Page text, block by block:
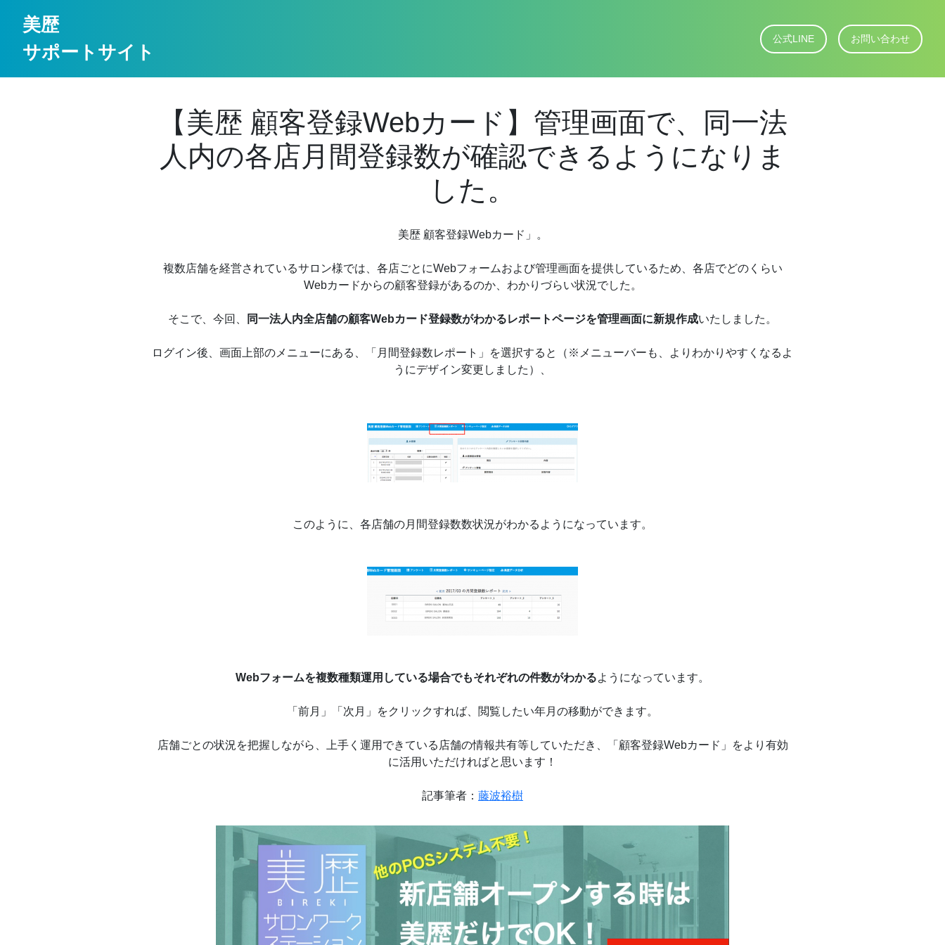
美歴
サポートサイト
公式LINE お問い合わせ
【美歴 顧客登録Webカード】管理画面で、同一法
人内の各店月間登録数が確認できるようになりま
した。
美歴 顧客登録Webカード」。
複数店舗を経営されているサロン様では、各店ごとにWebフォームおよび管理画面を提供しているため、各店でどのくらい
Webカードからの顧客登録があるのか、わかりづらい状況でした。
そこで、今回、 同一法人内全店舗の顧客Webカード登録数がわかるレポートページを管理画面に新規作成いたしました。
ログイン後、画面上部のメニューにある、「月間登録数レポート」を選択すると（※メニューバーも、よりわかりやすくなるよ
うにデザイン変更しました）、
このように、各店舗の月間登録数数状況がわかるようになっています。
Webフォームを複数種類運用している場合でもそれぞれの件数がわかるようになっています。
「前月」「次月」をクリックすれば、閲覧したい年月の移動ができます。
店舗ごとの状況を把握しながら、上手く運用できている店舗の情報共有等していただき、「顧客登録Webカード」をより有効
に活用いただければと思います！
記事筆者： 藤波裕樹